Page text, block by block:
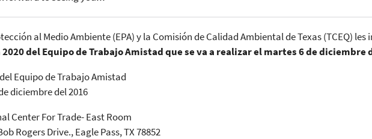
al Medio Ambiente (EPA) y la Comisión de Calidad Ambiental de Texas (TCEQ)
del Equipo de Trabajo Amistad que se va a realizar el martes 6 de diciembre
Equipo de Trabajo Amistad
diciembre del 2016
Center For Trade- East Room
Rogers Drive., Eagle Pass, TX 78852